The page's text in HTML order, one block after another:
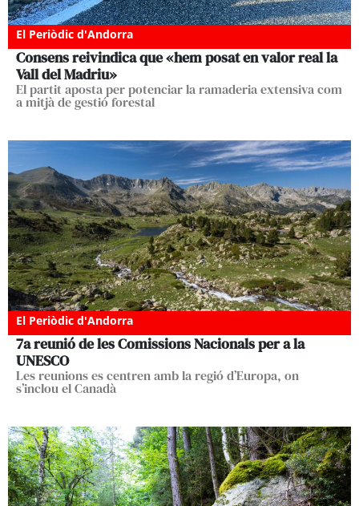
El Periòdic d'Andorra
Consens reivindica que «hem posat en valor real la
Vall del Madriu»
El partit aposta per potenciar la ramaderia extensiva com
a mitjà de gestió forestal
El Periòdic d'Andorra
7a reunió de les Comissions Nacionals per a la
UNESCO
Les reunions es centren amb la regió d’Europa, on
s’inclou el Canadà